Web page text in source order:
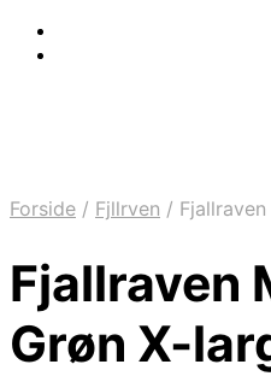
Forside / Fjllrven /
Fjallraven
Grøn X-